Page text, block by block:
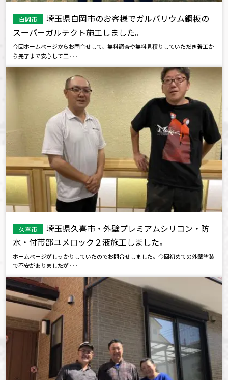
白岡市
埼玉県白岡市のお客様でガルバリウム鋼板の
スーパーガルテクト施工しました。
今回ホームページからお問合せして、無料調査や無料見積りしていただき着工か
ら完了まで安心して工･･･
久喜市
埼玉県久喜市・外壁プレミアムシリコン・防
水・付帯部ユメロック２液施工しました。
ホームページがしっかりしていたのでお問合せしました。今回初めての外壁塗装
で不安がありましたが･･･